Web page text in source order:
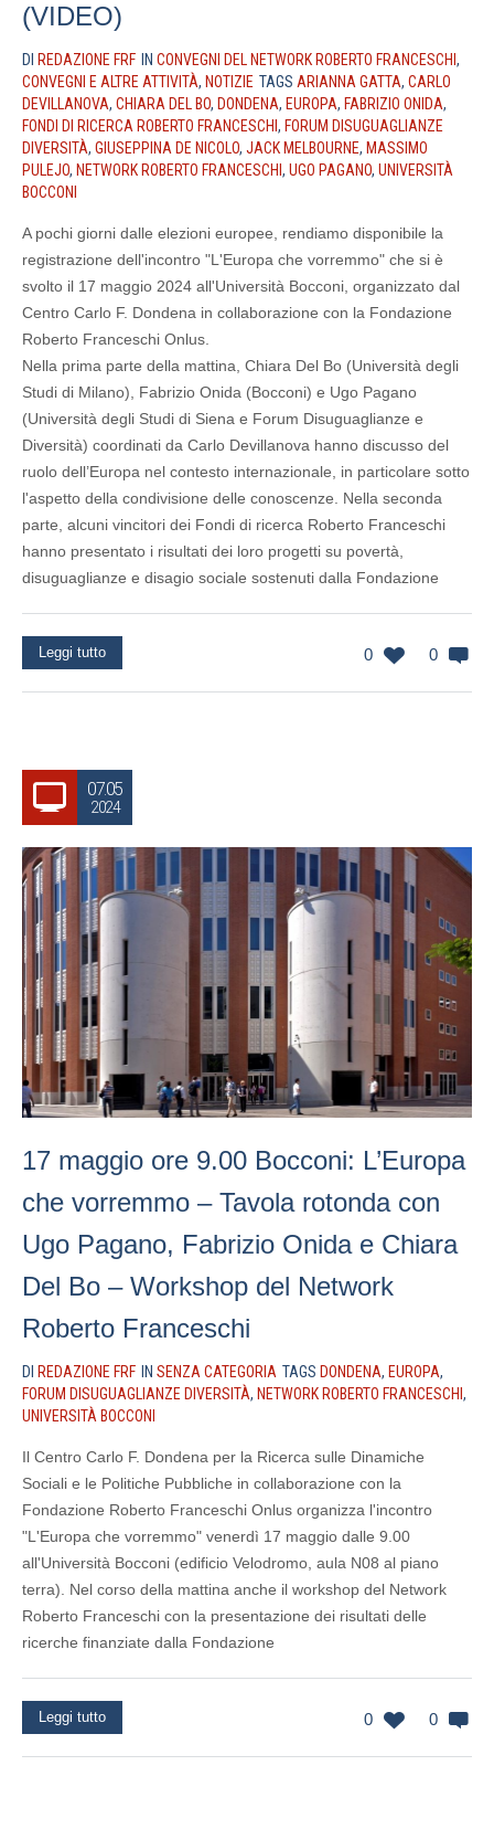
(VIDEO)
DI REDAZIONE FRF IN CONVEGNI DEL NETWORK ROBERTO FRANCESCHI ,
CONVEGNI E ALTRE ATTIVITÀ, NOTIZIE TAGS ARIANNA GATTA, CARLO
DEVILLANOVA, CHIARA DEL BO, DONDENA, EUROPA, FABRIZIO ONIDA,
FONDI DI RICERCA ROBERTO FRANCESCHI , FORUM DISUGUAGLIANZE
DIVERSITÀ, GIUSEPPINA DE NICOLO, JACK MELBOURNE, MASSIMO
PULEJO, NETWORK ROBERTO FRANCESCHI , UGO PAGANO, UNIVERSITÀ
BOCCONI
A pochi giorni dalle elezioni europee, rendiamo disponibile la
registrazione dell'incontro "L'Europa che vorremmo" che si è
svolto il 17 maggio 2024 all'Università Bocconi, organizzato dal
Centro Carlo F. Dondena in collaborazione con la Fondazione
Roberto Franceschi Onlus.
Nella prima parte della mattina, Chiara Del Bo (Università degli
Studi di Milano), Fabrizio Onida (Bocconi) e Ugo Pagano
(Università degli Studi di Siena e Forum Disuguaglianze e
Diversità) coordinati da Carlo Devillanova hanno discusso del
ruolo dell’Europa nel contesto internazionale, in particolare sotto
l'aspetto della condivisione delle conoscenze. Nella seconda
parte, alcuni vincitori dei Fondi di ricerca Roberto Franceschi
hanno presentato i risultati dei loro progetti su povertà,
disuguaglianze e disagio sociale sostenuti dalla Fondazione
0 0
Leggi tutto
07.05
2024
17 maggio ore 9.00 Bocconi: L’Europa
che vorremmo – Tavola rotonda con
Ugo Pagano, Fabrizio Onida e Chiara
Del Bo – Workshop del Network
Roberto Franceschi
DI REDAZIONE FRF IN SENZA CATEGORIA TAGS DONDENA, EUROPA,
FORUM DISUGUAGLIANZE DIVERSITÀ, NETWORK ROBERTO FRANCESCHI ,
UNIVERSITÀ BOCCONI
Il Centro Carlo F. Dondena per la Ricerca sulle Dinamiche
Sociali e le Politiche Pubbliche in collaborazione con la
Fondazione Roberto Franceschi Onlus organizza l'incontro
"L'Europa che vorremmo" venerdì 17 maggio dalle 9.00
all'Università Bocconi (edificio Velodromo, aula N08 al piano
terra). Nel corso della mattina anche il workshop del Network
Roberto Franceschi con la presentazione dei risultati delle
ricerche finanziate dalla Fondazione
0 0
Leggi tutto